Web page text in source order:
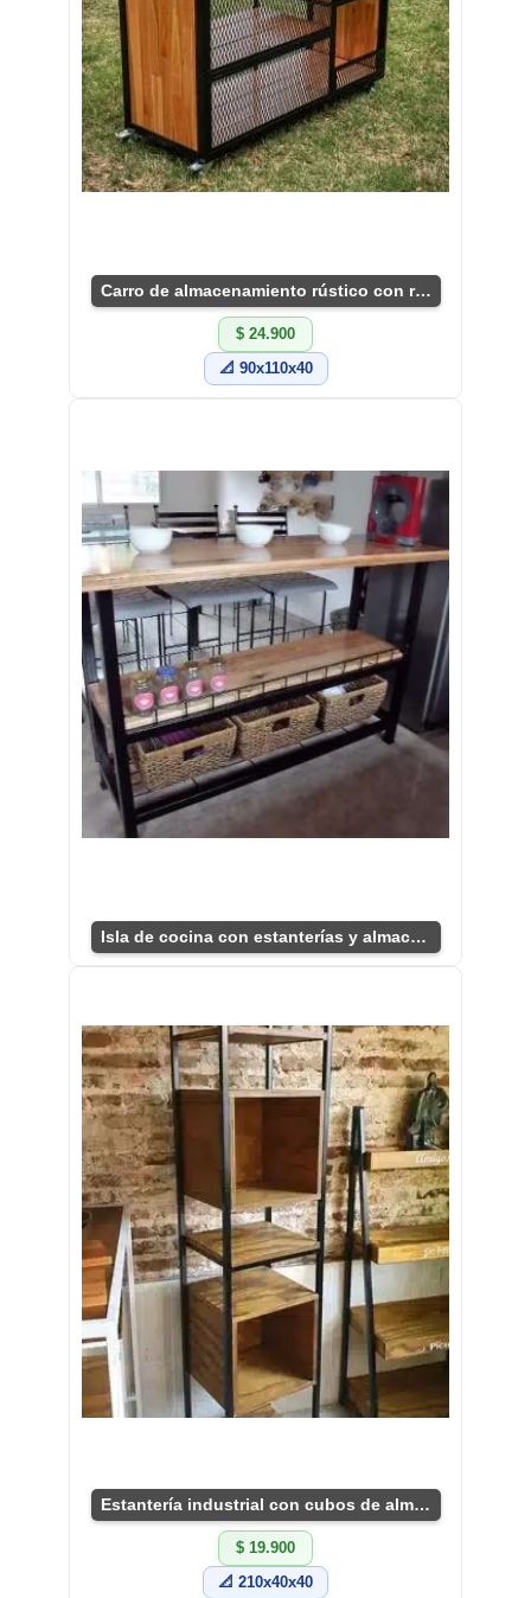
Carro de almacenamiento rústico con ruedas práctico
$ 24.900
📐 90x110x40
Isla de cocina con estanterías y almacenamiento
Estantería industrial con cubos de almacenamiento
$ 19.900
📐 210x40x40